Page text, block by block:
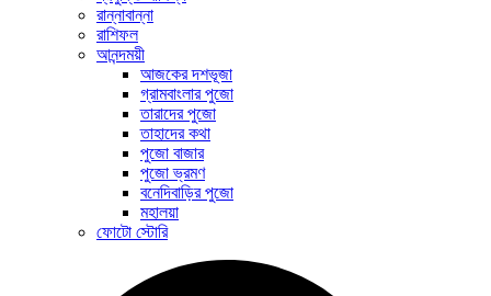
রান্নাবান্না
রাশিফল
আনন্দময়ী
আজকের দশভূজা
গ্রামবাংলার পুজো
তারাদের পুজো
তাহাদের কথা
পুজো বাজার
পুজো ভ্রমণ
বনেদিবাড়ির পুজো
মহালয়া
ফোটো স্টোরি